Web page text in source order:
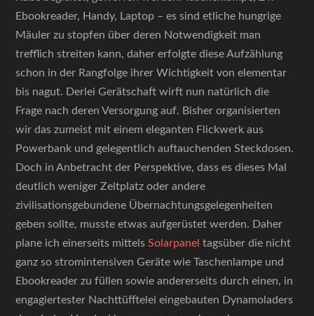
Ebookreader, Handy, Laptop – es sind etliche hungrige
Mäuler zu stopfen über deren Notwendigkeit man
trefflich streiten kann, daher erfolgte diese Aufzählung
schon in der Rangfolge ihrer Wichtigkeit von elementar
bis nagut. Derlei Gerätschaft wirft nun natürlich die
Frage nach deren Versorgung auf. Bisher organisierten
wir das zumeist mit einem eleganten Flickwerk aus
Powerbank und gelegentlich auftauchenden Steckdosen.
Doch in Anbetracht der Perspektive, dass es dieses Mal
deutlich weniger Zeltplatz oder andere
zivilisationsgebundene Übernachtungsgelegenheiten
geben sollte, musste etwas aufgerüstet werden. Daher
plane ich einerseits mittelsSolarpanel tagsüber die nicht
ganz so stromintensiven Geräte wie Taschenlampe und
Ebookreader zu füllen sowie andererseits durch einen, in
engagiertester Nachttüfftelei eingebauten Dynamoladers